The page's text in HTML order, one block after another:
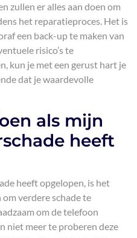
zullen er alles aan doen om
het reparatieproces. Het is
een back-up te maken van
risico’s te
kun je met een gerust hart je
dat je waardevolle
als mijn
heeft
heeft opgelopen, is het
verdere schade te
om de telefoon
niet meer te proberen deze